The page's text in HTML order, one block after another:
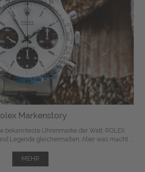
Markenstory
bekannteste Uhrenmarke der Welt. ROLEX
Legende gleichermaßen. Aber was macht ...
MEHR